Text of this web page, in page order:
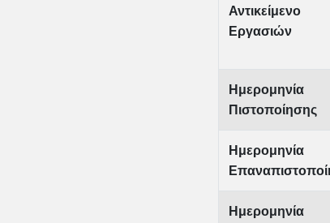
Αντικείμενο
Εργασιών
Ημερομηνία
Πιστοποίησης
Ημερομηνία
Ημερομηνία